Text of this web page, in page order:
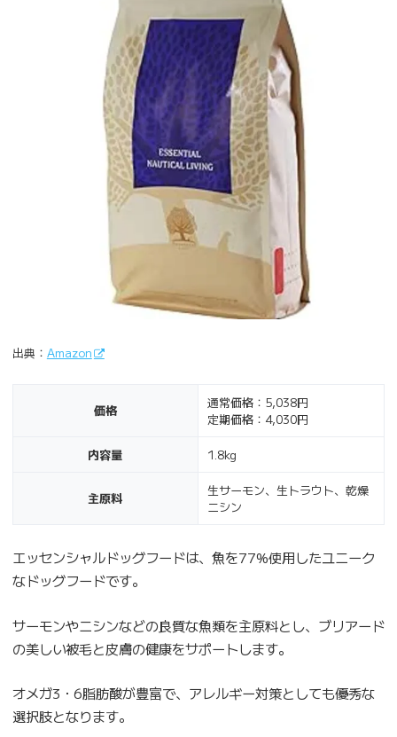
出典： Amazon
価格
通常価格：5,038円
定期価格：4,030円
内容量 1.8kg
主原料
生サーモン、生トラウト、乾燥
ニシン
エッセンシャルドッグフードは、魚を77%使用したユニーク
なドッグフードです。
サーモンやニシンなどの良質な魚類を主原料とし、ブリアード
の美しい被毛と皮膚の健康をサポートします。
オメガ3・6脂肪酸が豊富で、アレルギー対策としても優秀な
選択肢となります。